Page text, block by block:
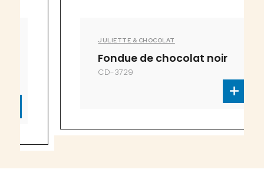
JULIETTE & CHOCOLAT
Fondue de chocolat noir
CD-3729